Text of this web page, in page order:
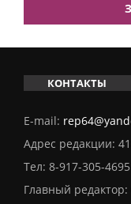
КОНТАКТЫ
E-mail:
Адрес редакции:
Тел: 8-917-305-4695
Главный